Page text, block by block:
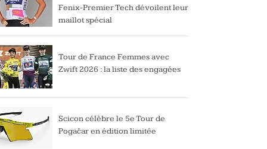
Fenix-Premier Tech dévoilent leur
maillot spécial
Tour de France Femmes avec
Zwift 2026 : la liste des engagées
Scicon célèbre le 5e Tour de
Pogačar en édition limitée